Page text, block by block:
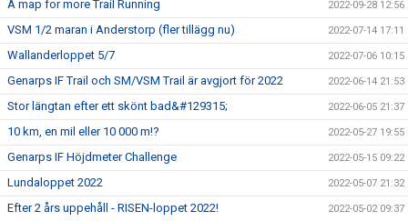
A map for more Trail Running 2022-09-28 12:56
VSM 1/2 maran i Anderstorp (fler tillägg nu) 2022-07-14 17:11
Wallanderloppet 5/7 2022-07-06 10:15
Genarps IF Trail och SM/VSM Trail är avgjort för 2022 2022-06-14 21:53
Stor längtan efter ett skönt bad&#129315; 2022-06-05 21:37
10 km, en mil eller 10 000 m!? 2022-05-27 19:55
Genarps IF Höjdmeter Challenge 2022-05-15 09:22
Lundaloppet 2022 2022-05-07 21:32
Efter 2 års uppehåll - RISEN-loppet 2022! 2022-05-02 09:37